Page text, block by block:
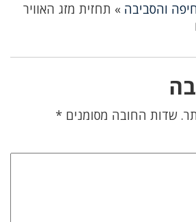
והסביבה » תחזית מזג האוויר
שדות החובה מסומנים *